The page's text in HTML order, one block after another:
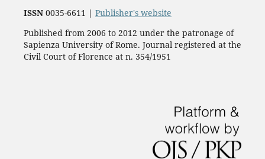
ISSN0035-6611 | Publisher's website
Published from 2006 to 2012 under the patronage of
Sapienza University of Rome. Journal registered at the
Civil Court of Florence at n. 354/1951